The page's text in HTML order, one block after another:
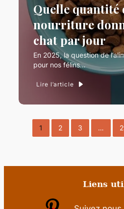
Quelle quantité
nourriture
chat par jour
En 2025, la question de
pour nos félins…
Lire l’article
1 2 3 …
Liens